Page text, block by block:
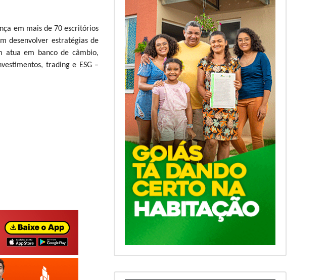
em mais de 70 escritórios
desenvolver estratégias de
atua em banco de câmbio,
trading e ESG –